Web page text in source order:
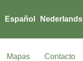
Español Nederlands
Mapas Contacto